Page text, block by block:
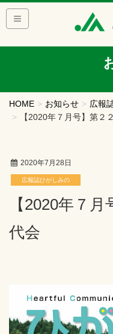
HOME お知らせ
広報
【2020年７月号】第２
2020年7月28日
広報誌ひがしみの
【2020年７月号】第２２回通常総
代会